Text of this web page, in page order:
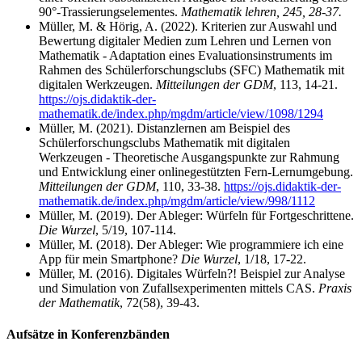
90°-Trassierungselementes. Mathematik lehren, 245, 28-37.
Müller, M. & Hörig, A. (2022). Kriterien zur Auswahl und
Bewertung digitaler Medien zum Lehren und Lernen von
Mathematik - Adaptation eines Evaluationsinstruments im
Rahmen des Schülerforschungsclubs (SFC) Mathematik mit
digitalen Werkzeugen. Mitteilungen der GDM, 113, 14-21.
https://ojs.didaktik-der-
mathematik.de/index.php/mgdm/article/view/1098/1294
Müller, M. (2021). Distanzlernen am Beispiel des
Schülerforschungsclubs Mathematik mit digitalen
Werkzeugen - Theoretische Ausgangspunkte zur Rahmung
und Entwicklung einer onlinegestützten Fern-Lernumgebung.
Mitteilungen der GDM, 110, 33-38. https://ojs.didaktik-der-
mathematik.de/index.php/mgdm/article/view/998/1112
Müller, M. (2019). Der Ableger: Würfeln für Fortgeschrittene.
Die Wurzel, 5/19, 107-114.
Müller, M. (2018). Der Ableger: Wie programmiere ich eine
App für mein Smartphone? Die Wurzel, 1/18, 17-22.
Müller, M. (2016). Digitales Würfeln?! Beispiel zur Analyse
und Simulation von Zufallsexperimenten mittels CAS. Praxis
der Mathematik, 72(58), 39-43.
Aufsätze in Konferenzbänden